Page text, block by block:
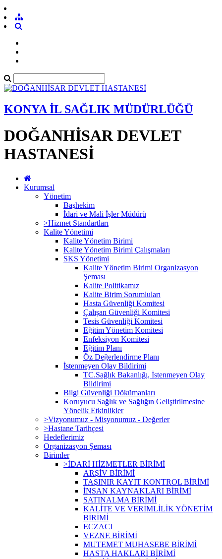
KONYA İL SAĞLIK MÜDÜRLÜĞÜ
DOĞANHİSAR DEVLET
HASTANESİ
Kurumsal
Yönetim
Başhekim
İdari ve Mali İşler Müdürü
>Hizmet Standartları
Kalite Yönetimi
Kalite Yönetim Birimi
Kalite Yönetim Birimi Çalışmaları
SKS Yönetimi
Kalite Yönetim Birimi Organizasyon
Şeması
Kalite Politikamız
Kalite Birim Sorumluları
Hasta Güvenliği Komitesi
Çalışan Güvenliği Komitesi
Tesis Güvenliği Komitesi
Eğitim Yönetim Komitesi
Enfeksiyon Komitesi
Eğitim Planı
Öz Değerlendirme Planı
İstenmeyen Olay Bildirimi
TC.Sağlık Bakanlığı, İstenmeyen Olay
Bildirimi
Bilgi Güvenliği Dökümanları
Koruyucu Sağlık ve Sağlığın Geliştirilmesine
Yönelik Etkinlikler
>Vizyonumuz - Misyonumuz - Değerler
>Hastane Tarihçesi
Hedeflerimiz
Organizasyon Şeması
Birimler
>İDARİ HİZMETLER BİRİMİ
ARŞİV BİRİMİ
TAŞINIR KAYIT KONTROL BİRİMİ
İNSAN KAYNAKLARI BİRİMİ
SATINALMA BİRİMİ
KALİTE VE VERİMLİLİK YÖNETİM
BİRİMİ
ECZACI
VEZNE BİRİMİ
MUTEMET MUHASEBE BİRİMİ
HASTA HAKLARI BİRİMİ